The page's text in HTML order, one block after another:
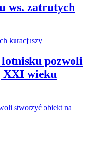
ws. zatrutych
pozwoli
XXI wieku